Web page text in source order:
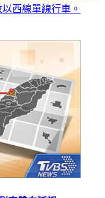
西線單線行車。